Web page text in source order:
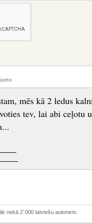
mēs kā 2 ledus
tev, lai abi ceļotu
nekā 2`000 latviešu autoriem.